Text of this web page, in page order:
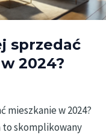
sprzedać
2024?
mieszkanie w 2024?
to skomplikowany